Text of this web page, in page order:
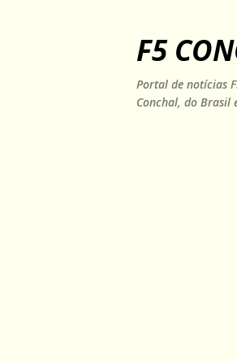
F5
Portal de notícias
Conchal, do Brasil